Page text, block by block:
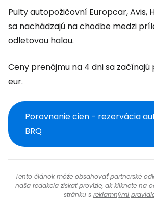
Pulty autopožičovní Europcar, Avis,
sa nachádzajú na chodbe medzi
odletovou halou.
Ceny prenájmu na 4 dni sa začínajú
eur.
Porovnanie cien - rezervácia
BRQ
Tento článok môže obsahovať partnerské
naša redakcia získať provízie, ak kliknete na
stránku s reklamnými